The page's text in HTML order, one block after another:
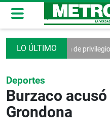
sociales y fin de privilegios
Deportes
Burzaco
Grondona